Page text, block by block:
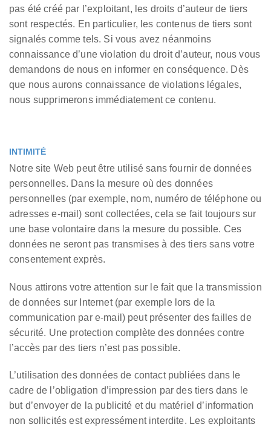
pas été créé par l’exploitant, les droits d’auteur de tiers
sont respectés. En particulier, les contenus de tiers sont
signalés comme tels. Si vous avez néanmoins
connaissance d’une violation du droit d’auteur, nous vous
demandons de nous en informer en conséquence. Dès
que nous aurons connaissance de violations légales,
nous supprimerons immédiatement ce contenu.
INTIMITÉ
Notre site Web peut être utilisé sans fournir de données
personnelles. Dans la mesure où des données
personnelles (par exemple, nom, numéro de téléphone ou
adresses e-mail) sont collectées, cela se fait toujours sur
une base volontaire dans la mesure du possible. Ces
données ne seront pas transmises à des tiers sans votre
consentement exprès.
Nous attirons votre attention sur le fait que la transmission
de données sur Internet (par exemple lors de la
communication par e-mail) peut présenter des failles de
sécurité. Une protection complète des données contre
l’accès par des tiers n’est pas possible.
L’utilisation des données de contact publiées dans le
cadre de l’obligation d’impression par des tiers dans le
but d’envoyer de la publicité et du matériel d’information
non sollicités est expressément interdite. Les exploitants